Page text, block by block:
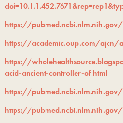
https://
https://academic.oup.com/ajcn/
https://
acid-ancient-controller-of.html
https://
https://